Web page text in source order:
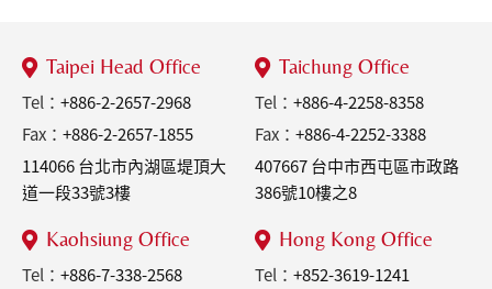
Taipei Head Office
Tel： +886-2-2657-2968
Fax： +886-2-2657-1855
114066 台北市內湖區堤頂大
道一段33號3樓
Taichung Office
Tel： +886-4-2258-8358
Fax： +886-4-2252-3388
407667 台中市西屯區市政路
386號10樓之8
Kaohsiung Office
Tel： +886-7-338-2568
Hong Kong Office
Tel： +852-3619-1241